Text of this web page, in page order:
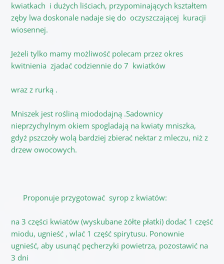
kwiatkach i dużych liściach, przypominających kształtem
zęby lwa doskonale nadaje się do oczyszczającej kuracji
wiosennej.
Jeżeli tylko mamy możliwość polecam przez okres
kwitnienia zjadać codziennie do 7 kwiatków
wraz z rurką .
Mniszek jest rośliną miododajną .Sadownicy
nieprzychylnym okiem spogladają na kwiaty mniszka,
gdyż pszczoły wolą bardziej zbierać nektar z mleczu, niż z
drzew owocowych.
Proponuje przygotować syrop z kwiatów:
na 3 części kwiatów (wyskubane żółte płatki) dodać 1 część
miodu, ugnieść , wlać 1 część spirytusu. Ponownie
ugnieść, aby usunąć pęcherzyki powietrza, pozostawić na
3 dni